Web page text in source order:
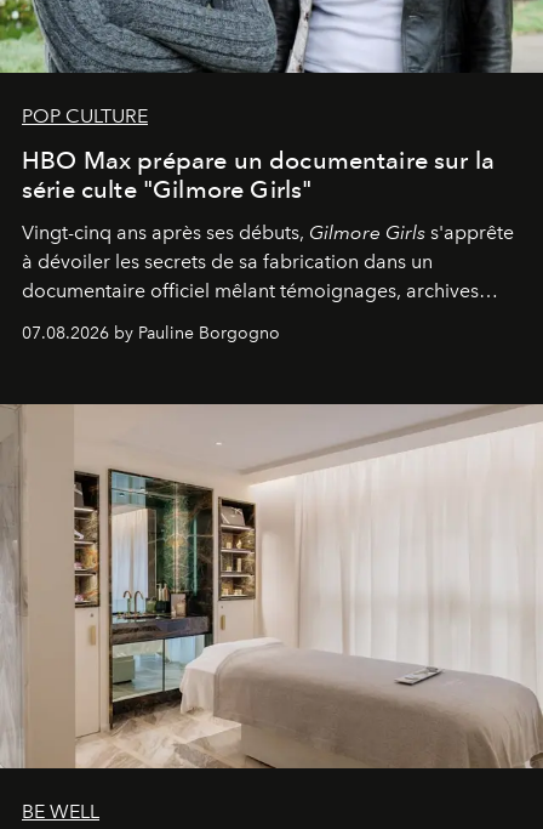
POP CULTURE
HBO Max prépare un documentaire sur la
série culte "Gilmore Girls"
Vingt-cinq ans après ses débuts, Gilmore Girls s'apprête
à dévoiler les secrets de sa fabrication dans un
documentaire officiel mêlant témoignages, archives
inédites et plongée dans les coulisses d'un phénomène
générationnel.
07.08.2026 by Pauline Borgogno
BE WELL